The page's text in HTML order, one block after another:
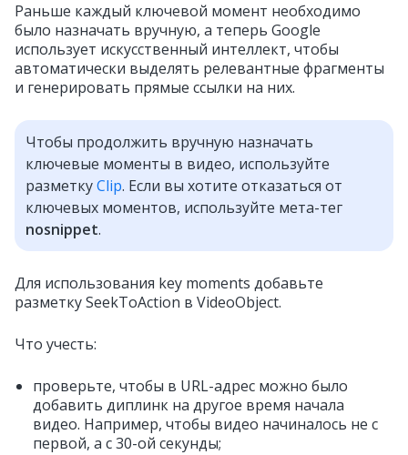
Раньше каждый ключевой момент необходимо
было назначать вручную, а теперь Google
использует искусственный интеллект, чтобы
автоматически выделять релевантные фрагменты
и генерировать прямые ссылки на них.
Чтобы продолжить вручную назначать
ключевые моменты в видео, используйте
разметкуClip. Если вы хотите отказаться от
ключевых моментов, используйте мета-тег
nosnippet.
Для использования key moments добавьте
разметку SeekToAction в VideoObject.
Что учесть:
проверьте, чтобы в URL-адрес можно было
добавить диплинк на другое время начала
видео. Например, чтобы видео начиналось не с
первой, а с 30-ой секунды;